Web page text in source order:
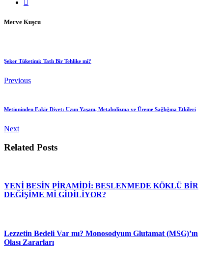
Merve Kuşcu
Şeker Tüketimi: Tatlı Bir Tehlike mi?
Previous
Metioninden Fakir Diyet: Uzun Yaşam, Metabolizma ve Üreme Sağlığına Etkileri
Next
Related Posts
YENİ BESİN PİRAMİDİ: BESLENMEDE KÖKLÜ BİR
DEĞİŞİME Mİ GİDİLİYOR?
Lezzetin Bedeli Var mı? Monosodyum Glutamat (MSG)’ın
Olası Zararları